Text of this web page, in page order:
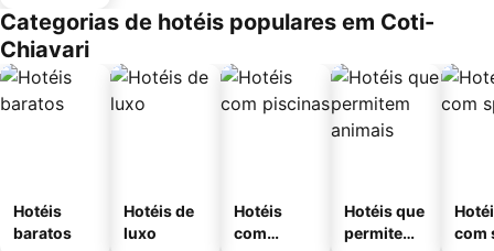
Categorias de hotéis populares em Coti-
Chiavari
Hotéis
baratos
Hotéis de
luxo
Hotéis
com
Hotéis que
permitem
com